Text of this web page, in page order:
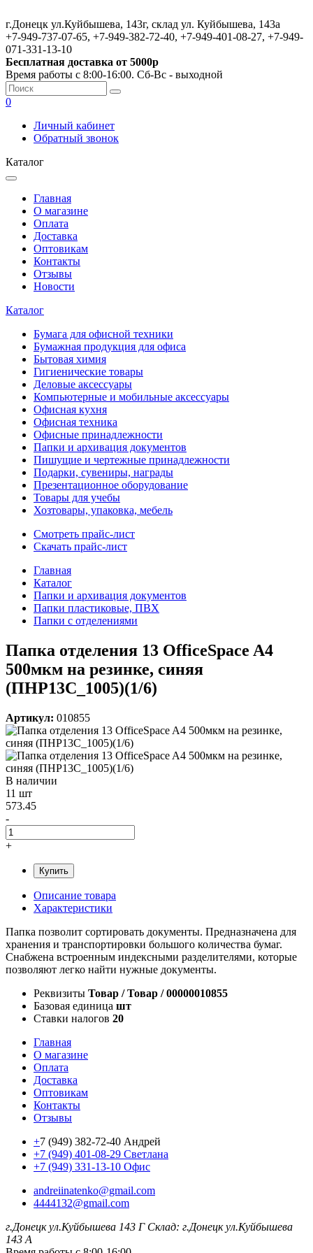
г.Донецк ул.Куйбышева, 143г, склад ул. Куйбышева, 143а
+7-949-737-07-65, +7-949-382-72-40, +7-949-401-08-27, +7-949-
071-331-13-10
Бесплатная доставка от 5000р
Время работы с 8:00-16:00. Сб-Вс - выходной
0
Личный кабинет
Обратный звонок
Каталог
Главная
О магазине
Оплата
Доставка
Оптовикам
Контакты
Отзывы
Новости
Каталог
Бумага для офисной техники
Бумажная продукция для офиса
Бытовая химия
Гигиенические товары
Деловые аксессуары
Компьютерные и мобильные аксессуары
Офисная кухня
Офисная техника
Офисные принадлежности
Папки и архивация документов
Пишущие и чертежные принадлежности
Подарки, сувениры, награды
Презентационное оборудование
Товары для учебы
Хозтовары, упаковка, мебель
Смотреть прайс-лист
Скачать прайс-лист
Главная
Каталог
Папки и архивация документов
Папки пластиковые, ПВХ
Папки с отделениями
Папка отделения 13 OfficeSpace A4
500мкм на резинке, синяя
(ПНР13С_1005)(1/6)
Артикул: 010855
В наличии
11 шт
573.45
-
+
Купить
Описание товара
Характеристики
Папка позволит сортировать документы. Предназначена для
хранения и транспортировки большого количества бумаг.
Снабжена встроенным индексными разделителями, которые
позволяют легко найти нужные документы.
Реквизиты Товар / Товар / 00000010855
Базовая единица шт
Ставки налогов 20
Главная
О магазине
Оплата
Доставка
Оптовикам
Контакты
Отзывы
+7 (949) 382-72-40 Андрей
+7 (949) 401-08-29 Светлана
+7 (949) 331-13-10 Офис
andreiinatenko@gmail.com
4444132@gmail.com
г.Донецк ул.Куйбышева 143 Г Склад: г.Донецк ул.Куйбышева
143 А